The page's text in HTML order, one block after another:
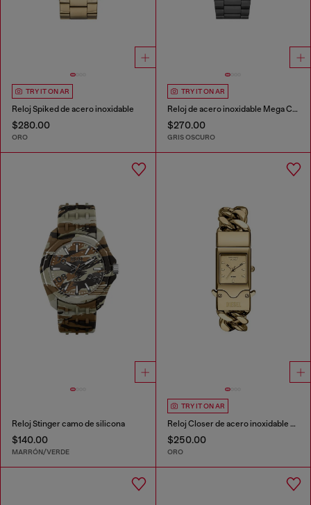
TRY IT ON AR
Reloj Spiked de acero inoxidable
$280.00
ORO
TRY IT ON AR
Reloj de acero inoxidable Mega Chief Slim
$270.00
GRIS OSCURO
Reloj Stinger camo de silicona
$140.00
MARRÓN/VERDE
TRY IT ON AR
Reloj Closer de acero inoxidable con tono dorado
$250.00
ORO